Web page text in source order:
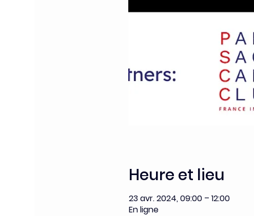
Heure et lieu
23 avr. 2024, 09:00 – 12:00
En ligne